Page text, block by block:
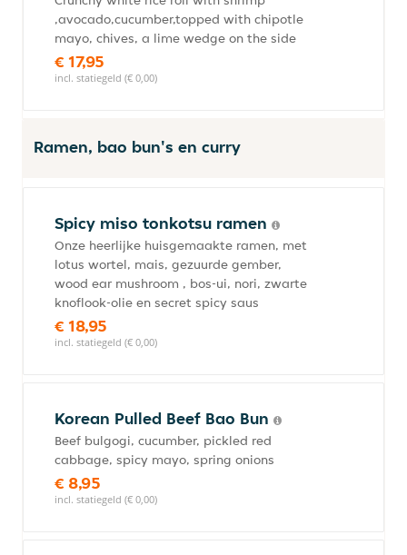
,avocado,cucumber,topped with chipotle
mayo, chives, a lime wedge on the side
€ 17,95
incl. statiegeld (€ 0,00)
Ramen, bao bun's en curry
Spicy miso tonkotsu ramen
Onze heerlijke huisgemaakte ramen, met
lotus wortel, mais, gezuurde gember,
wood ear mushroom , bos-ui, nori, zwarte
knoflook-olie en secret spicy saus
€ 18,95
incl. statiegeld (€ 0,00)
Korean Pulled Beef Bao Bun
Beef bulgogi, cucumber, pickled red
cabbage, spicy mayo, spring onions
€ 8,95
incl. statiegeld (€ 0,00)